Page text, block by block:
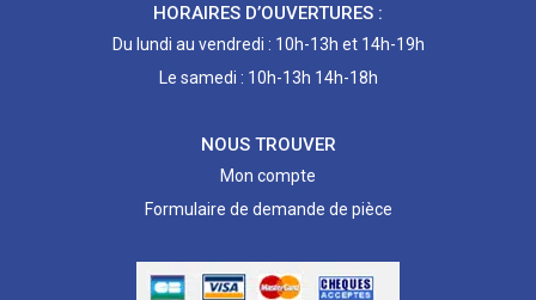
HORAIRES D’OUVERTURES :
Du lundi au vendredi : 10h-13h et 14h-19h
Le samedi : 10h-13h 14h-18h
NOUS TROUVER
Mon compte
Formulaire de demande de pièce